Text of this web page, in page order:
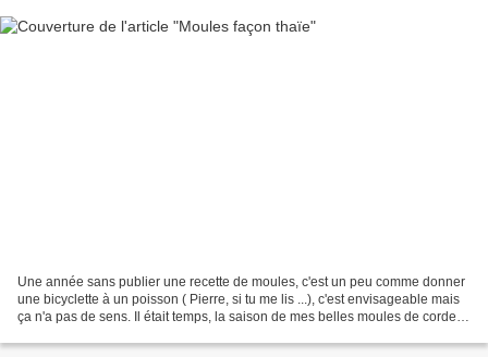
Une année sans publier une recette de moules, c'est un peu comme donner
une bicyclette à un poisson ( Pierre, si tu me lis ...), c'est envisageable mais
ça n'a pas de sens. Il était temps, la saison de mes belles moules de corde